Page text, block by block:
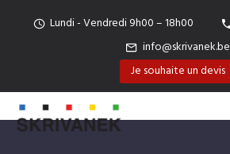
Lundi - Vendredi 9h00 – 18h00
info@skrivanek.be
Je souhaite un devis